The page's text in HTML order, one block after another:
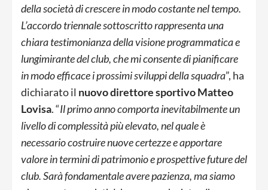
della società di crescere in modo costante nel tempo.
L’accordo triennale sottoscritto rappresenta una
chiara testimonianza della visione programmatica e
lungimirante del club, che mi consente di pianificare
in modo efficace i prossimi sviluppi della squadra”, ha
dichiarato il nuovo direttore sportivo Matteo
Lovisa. “Il primo anno comporta inevitabilmente un
livello di complessità più elevato, nel quale è
necessario costruire nuove certezze e apportare
valore in termini di patrimonio e prospettive future del
club. Sarà fondamentale avere pazienza, ma siamo